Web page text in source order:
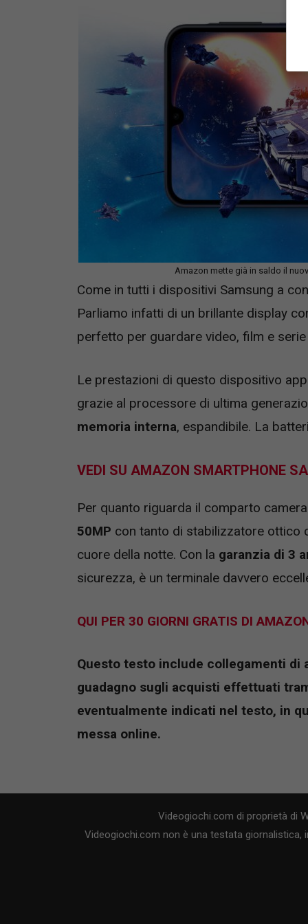
Amazon mette già in saldo il
Come in tutti i dispositivi Samsung a
Parliamo infatti di un brillante display
perfetto per guardare video, film e
Le prestazioni di questo dispositivo
grazie al processore di ultima
memoria interna, espandibile. La
VEDI SU AMAZON SMARTPHONE
Per quanto riguarda il comparto
50MP con tanto di stabilizzatore ottico
cuore della notte. Con la garanzia di 3
sicurezza, è un terminale davvero
QUI PER 30 GIORNI GRATIS DI
Questo testo include collegamenti di
guadagno sugli acquisti effettuati
eventualmente indicati nel testo, in
messa online.
Videogiochi.com di proprietà di
Videogiochi.com non è una testata giornalistica,